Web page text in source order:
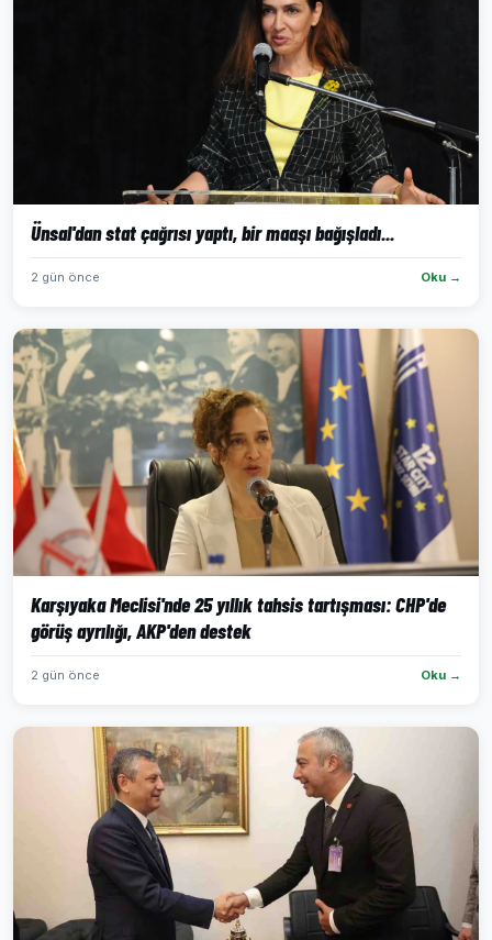
Ünsal'dan stat çağrısı yaptı, bir maaşı bağışladı...
2 gün önce Oku →
Karşıyaka Meclisi'nde 25 yıllık tahsis tartışması: CHP'de
görüş ayrılığı, AKP'den destek
2 gün önce Oku →